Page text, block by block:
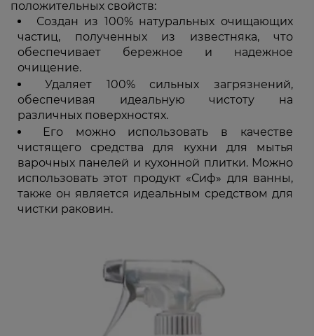
положительных свойств:
Создан из 100% натуральных очищающих
частиц, полученных из известняка, что
обеспечивает бережное и надежное
очищение.
Удаляет 100% сильных загрязнений,
обеспечивая идеальную чистоту на
различных поверхностях.
Его можно использовать в качестве
чистящего средства для кухни для мытья
варочных панелей и кухонной плитки. Можно
использовать этот продукт «Сиф» для ванны,
также он является идеальным средством для
чистки раковин.